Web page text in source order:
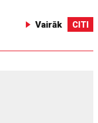
Vairāk CITI